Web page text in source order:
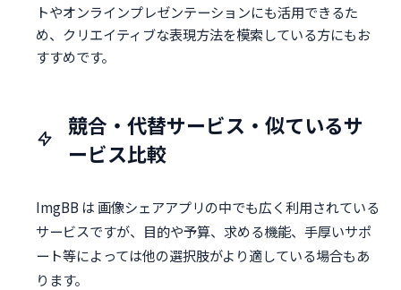
トやオンラインプレゼンテーションにも活用できるた
め、クリエイティブな表現方法を模索している方にもお
すすめです。
競合・代替サービス・似ているサ
ービス比較
ImgBB は 画像シェアアプリの中でも広く利用されている
サービスですが、目的や予算、求める機能、手厚いサポ
ート等によっては他の選択肢がより適している場合もあ
ります。